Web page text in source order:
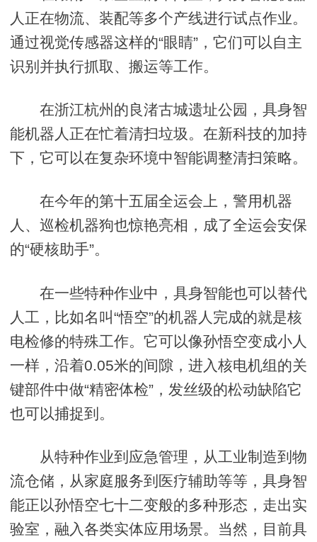
人正在物流、装配等多个产线进行试点作业。
通过视觉传感器这样的“眼睛”，它们可以自主
识别并执行抓取、搬运等工作。
在浙江杭州的良渚古城遗址公园，具身智
能机器人正在忙着清扫垃圾。在新科技的加持
下，它可以在复杂环境中智能调整清扫策略。
在今年的第十五届全运会上，警用机器
人、巡检机器狗也惊艳亮相，成了全运会安保
的“硬核助手”。
在一些特种作业中，具身智能也可以替代
人工，比如名叫“悟空”的机器人完成的就是核
电检修的特殊工作。它可以像孙悟空变成小人
一样，沿着0.05米的间隙，进入核电机组的关
键部件中做“精密体检”，发丝级的松动缺陷它
也可以捕捉到。
从特种作业到应急管理，从工业制造到物
流仓储，从家庭服务到医疗辅助等等，具身智
能正以孙悟空七十二变般的多种形态，走出实
验室，融入各类实体应用场景。当然，目前具